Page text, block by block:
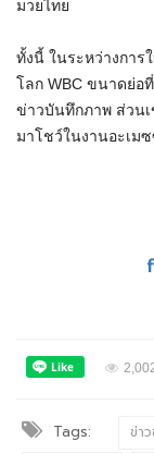
มวยไทย
ทั้งนี้ ในระหว่างกา
โลก WBC ขนาดย่อ
ข่าวบันทึกภาพ ส่วน
มาโชว์ในงานอะเม
Tags: ข่า